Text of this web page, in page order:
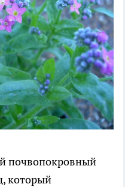
почвопокровный
который